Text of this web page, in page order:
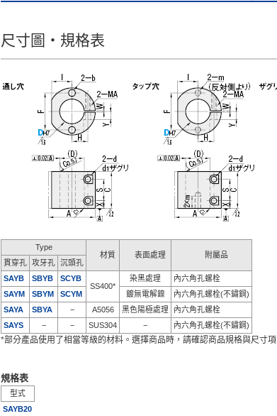
尺寸圖・規格表
Type
材質
表面處理
附屬品
貫穿孔 攻牙孔 沉頭孔
SAYB
SBYB
SCYB
SS400*
染黑處理
內六角孔螺栓
SAYM
SBYM SCYM 鍍無電解鎳
內六角孔螺栓(不鏽鋼)
SAYA
SBYA − A5056 黑色陽極處理
內六角孔螺栓
SAYS
− − SUS304 − 內六角孔螺栓(不鏽鋼)
*部分產品使用了相當等級的材料。選擇商品時，請確認商品規格與尺寸
規格表
型式
SAYB20